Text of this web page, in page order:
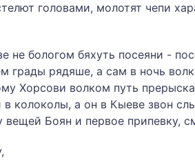
головами, молотят чепи
не бологом бяхуть посеяни -
грады рядяше, а сам в ночь
Хорсови волком путь
в колоколы, а он в Кы­еве звон
Боян и первое припевку,